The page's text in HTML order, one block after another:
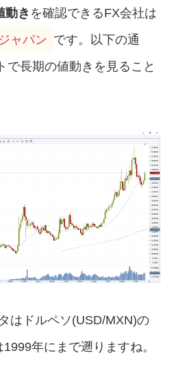
動き を確認できるFX会社は
ャパン です。以下の通
で長期の値動きを見ること
はドルペソ(USD/MXN)の
年にまで遡りますね。